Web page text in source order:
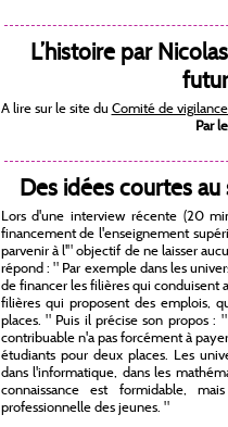
L’histoire par
A lire sur le site du Comité de
Par
Des idées courtes
Lors d'une interview récente (20
financement de l'enseignement
parvenir à l'" objectif de ne laisser
répond : " Par exemple dans les
de financer les filières qui conduisent
filières qui proposent des emplois,
places. " Puis il précise son propos :
contribuable n'a pas forcément à
étudiants pour deux places. Les
dans l'informatique, dans les
connaissance est formidable,
professionnelle des jeunes. "